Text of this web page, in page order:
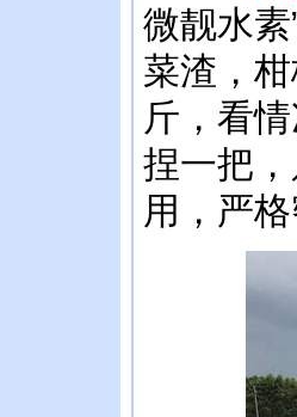
微靓水
菜渣，
斤，看
捏一把
用，严